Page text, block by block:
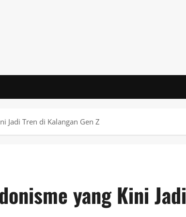
Jadi Tren di Kalangan Gen Z
yang Kini Jadi